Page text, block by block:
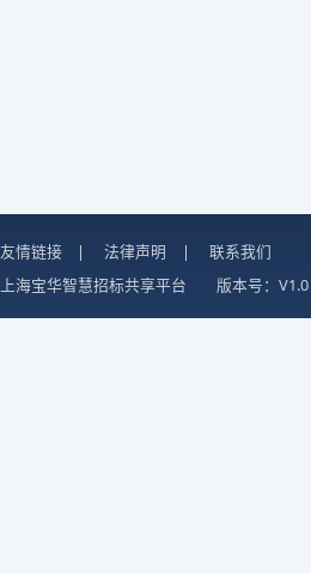
友情链接 | 法律声明 |
联系我们
上海宝华智慧招标共享平台
版本号：V1.0